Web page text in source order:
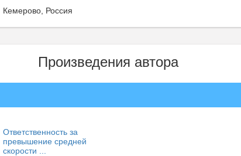
Кемерово, Россия
Произведения автора
Ответственность за
превышение средней
скорости ...